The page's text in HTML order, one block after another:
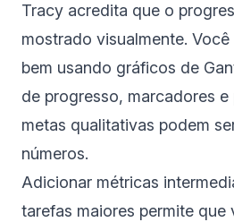
Tracy acredita que o
mostrado visualmente.
bem usando gráficos de
de progresso, marcadores
metas qualitativas podem
números.
Adicionar métricas
tarefas maiores permite que